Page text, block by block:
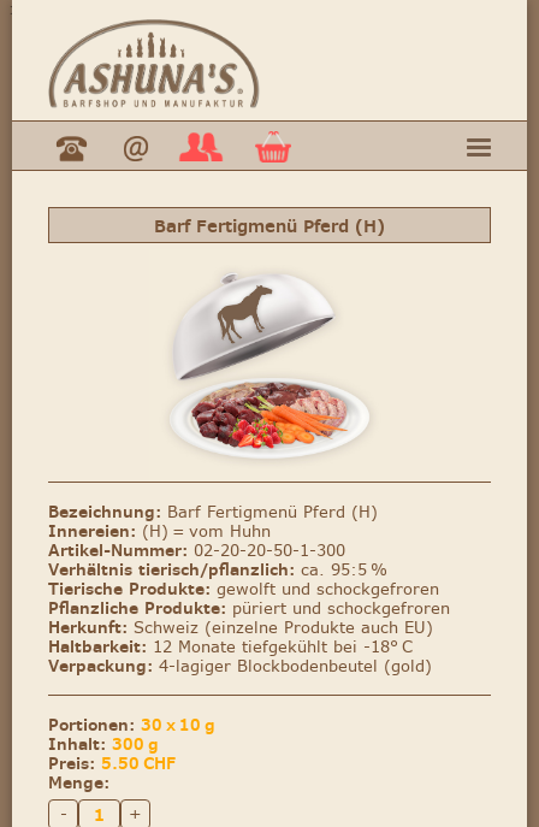
Barf Fertigmenü Pferd (H)
Bezeichnung: Barf Fertigmenü Pferd (H)
Innereien: (H) = vom Huhn
Artikel-Nummer: 02-20-20-50-1-300
Verhältnis tierisch/pflanzlich: ca. 95:5 %
Tierische Produkte: gewolft und schockgefroren
Pflanzliche Produkte: püriert und schockgefroren
Herkunft: Schweiz (einzelne Produkte auch EU)
Haltbarkeit: 12 Monate tiefgekühlt bei -18° C
Verpackung: 4-lagiger Blockbodenbeutel (gold)
Portionen: 30 x 10 g
Inhalt: 300 g
Preis: 5.50 CHF
Menge:
-
+
>